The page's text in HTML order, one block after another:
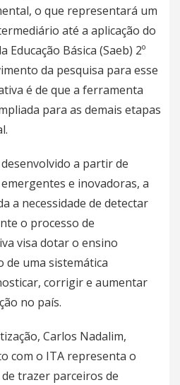
o que representará um
até a aplicação do
Educação Básica (Saeb) 2º
da pesquisa para esse
é de que a ferramenta
para as demais etapas
a partir de
e inovadoras, a
a necessidade de detectar
o processo de
visa dotar o ensino
uma sistemática
corrigir e aumentar
no país.
Carlos Nadalim,
com o ITA representa o
trazer parceiros de